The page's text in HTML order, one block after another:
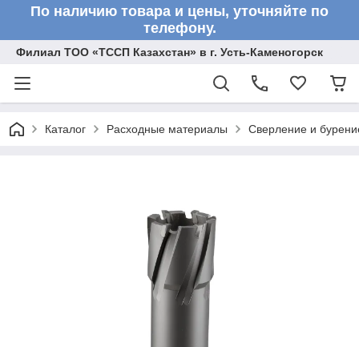
По наличию товара и цены, уточняйте по
телефону.
Филиал ТОО «ТССП Казахстан» в г. Усть-Каменогорск
Каталог Расходные материалы Сверление и